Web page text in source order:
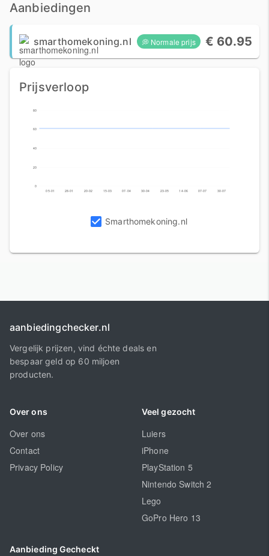
Aanbiedingen
smarthomekoning.nl 💭 Normale prijs € 60.95
Prijsverloop
0
20
40
60
80
05-01 28-01 20-02 15-03 07-04 30-04 23-05 14-06 07-07 30-07
Smarthomekoning.nl
aanbiedingchecker.nl
Vergelijk prijzen, vind échte deals en
bespaar geld op 60 miljoen
producten.
Over ons
Over ons
Contact
Privacy Policy
Veel gezocht
Luiers
iPhone
PlayStation 5
Nintendo Switch 2
Lego
GoPro Hero 13
Aanbieding Gecheckt